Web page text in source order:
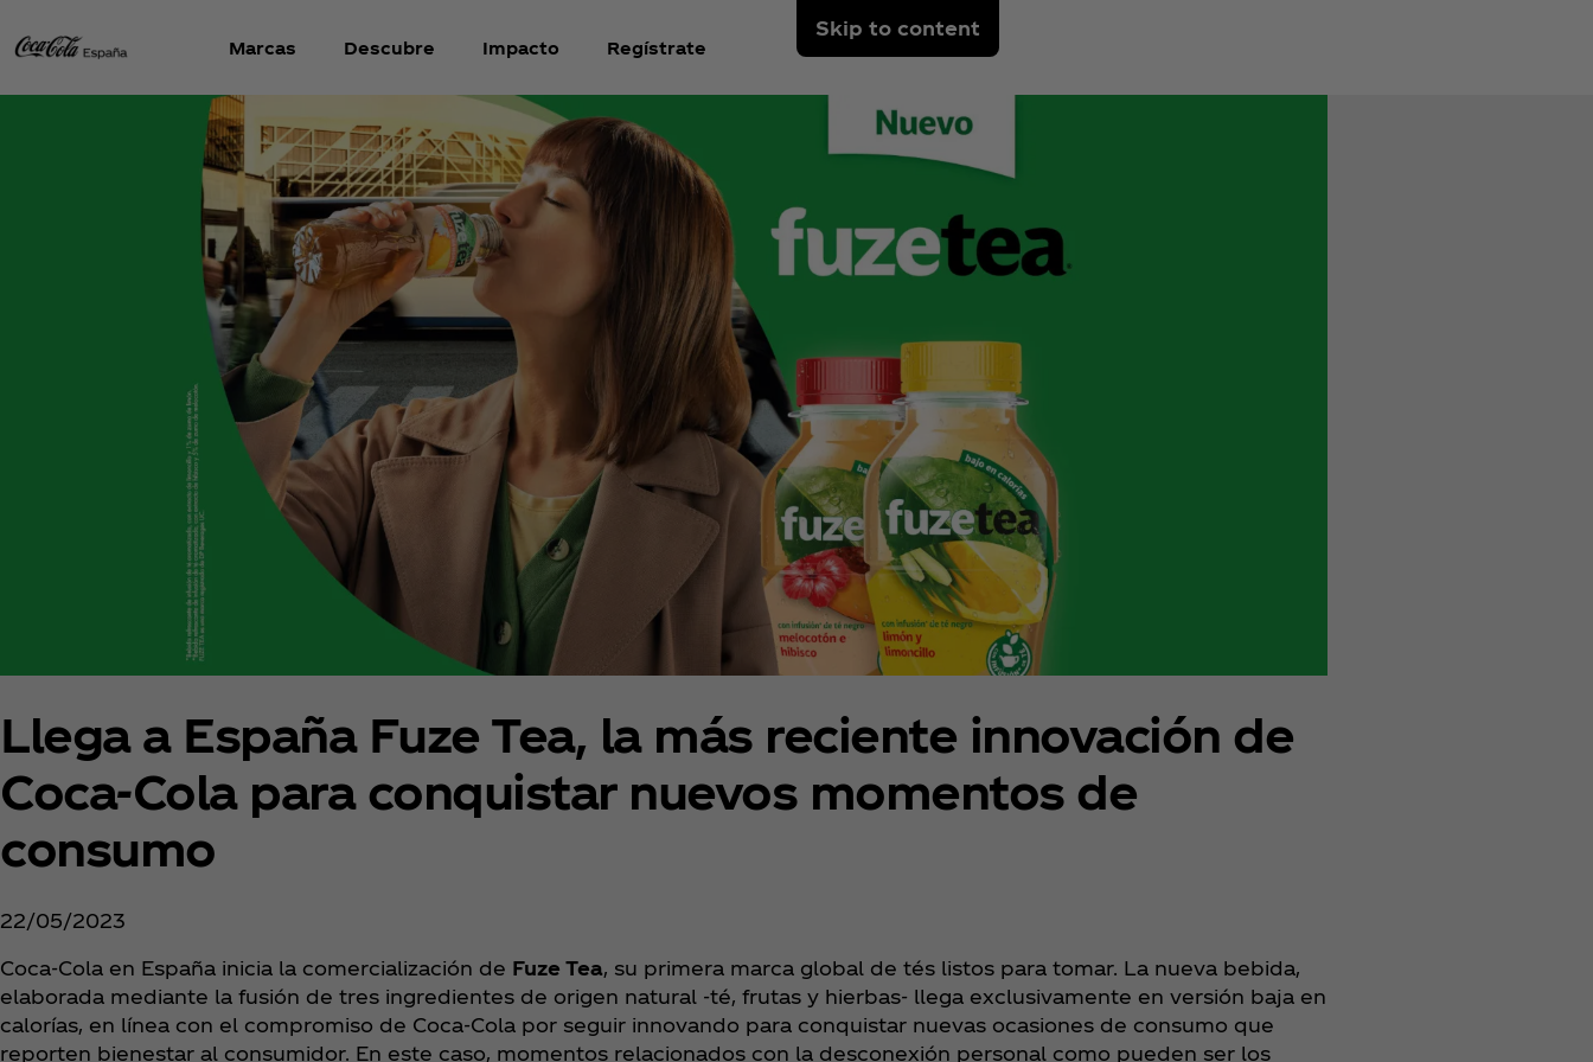
Skip to content
Marcas Descubre Impacto Regístrate
Llega a España Fuze Tea, la más reciente innovación de
Coca‑Cola para conquistar nuevos momentos de
consumo
22/05/2023
Coca‑Cola en España inicia la comercialización de Fuze Tea, su primera marca global de tés listos para tomar. La nueva bebida,
elaborada mediante la fusión de tres ingredientes de origen natural -té, frutas y hierbas- llega exclusivamente en versión baja en
calorías, en línea con el compromiso de Coca‑Cola por seguir innovando para conquistar nuevas ocasiones de consumo que
reporten bienestar al consumidor. En este caso, momentos relacionados con la desconexión personal como pueden ser los